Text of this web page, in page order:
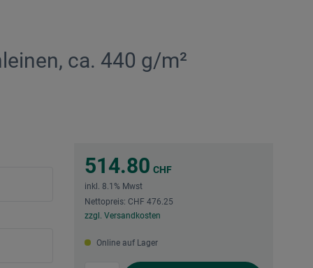
ca. 440 g/m²
514.80 CHF
inkl. 8.1% Mwst
Nettopreis: CHF 476.25
zzgl. Versandkosten
Online auf Lager